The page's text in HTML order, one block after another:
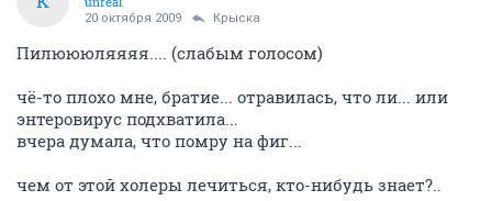
20 октября 2009 Крыска
Пилюююляяяя.... (слабым голосом)
чё-то плохо мне, братие... отравилась, что ли... или
энтеровирус подхватила...
вчера думала, что помру на фиг...
чем от этой холеры лечиться, кто-нибудь знает?..